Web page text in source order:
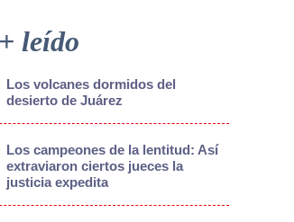
leído
Los volcanes dormidos del
desierto de Juárez
Los campeones de la lentitud: Así
extraviaron ciertos jueces la
justicia expedita